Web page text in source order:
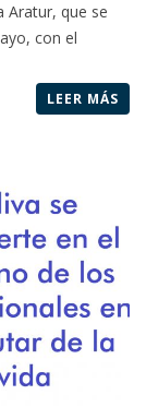
Aratur, que se
con el
LEER MÁS